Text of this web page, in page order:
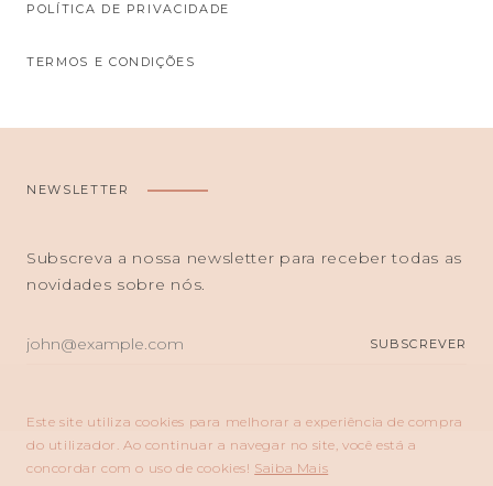
POLÍTICA DE PRIVACIDADE
TERMOS E CONDIÇÕES
NEWSLETTER
Subscreva a nossa newsletter para receber todas as
novidades sobre nós.
SEU
SUBSCREVER
Este site utiliza cookies para melhorar a experiência de compra
do utilizador. Ao continuar a navegar no site, você está a
concordar com o uso de cookies! Saiba Mais